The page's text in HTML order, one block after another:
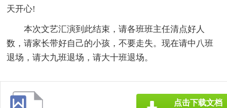
天开心!
本次文艺汇演到此结束，请各班班主任清点好人
数，请家长带好自己的小孩，不要走失。现在请中八班
退场，请大九班退场，请大十班退场。
点击下载文档